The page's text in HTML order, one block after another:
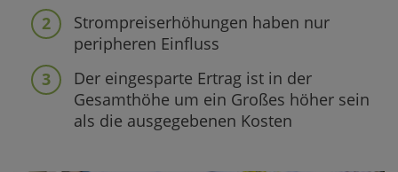
Strompreiserhöhungen haben nur
peripheren Einfluss
Der eingesparte Ertrag ist in der
Gesamthöhe um ein Großes höher sein
als die ausgegebenen Kosten